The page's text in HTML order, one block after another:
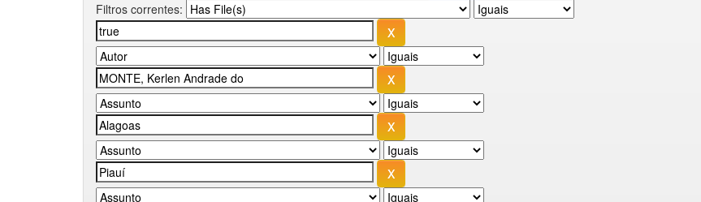
Filtros correntes: